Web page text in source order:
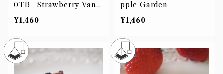
0TB Strawberry Vanil
la Chai
¥1,460
pple Garden
¥1,460